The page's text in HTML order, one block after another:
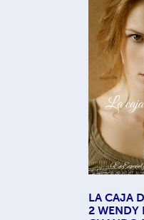
LA CAJA
2 WENDY